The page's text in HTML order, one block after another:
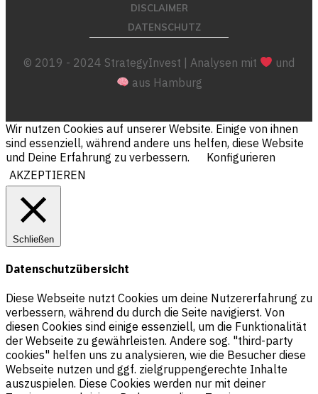
DISCLAIMER
DATENSCHUTZ
© 2019 - 2024 StrategyInvest | Analysen mit
und
aus Hamburg
Wir nutzen Cookies auf unserer Website. Einige von ihnen
sind essenziell, während andere uns helfen, diese Website
und Deine Erfahrung zu verbessern.
Konfigurieren
AKZEPTIEREN
Schließen
Datenschutzübersicht
Diese Webseite nutzt Cookies um deine Nutzererfahrung zu
verbessern, während du durch die Seite navigierst. Von
diesen Cookies sind einige essenziell, um die Funktionalität
der Webseite zu gewährleisten. Andere sog. "third-party
cookies" helfen uns zu analysieren, wie die Besucher diese
Webseite nutzen und ggf. zielgruppengerechte Inhalte
auszuspielen. Diese Cookies werden nur mit deiner